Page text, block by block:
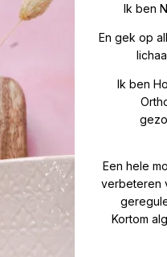
Ik ben
En gek op
Ik ben
Een hele
verbeteren
Kortom